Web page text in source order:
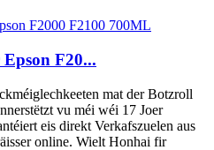
F20...
mat der Botzroll
vu méi wéi 17 Joer
eis direkt Verkafszuelen aus
online. Wielt Honhai fir